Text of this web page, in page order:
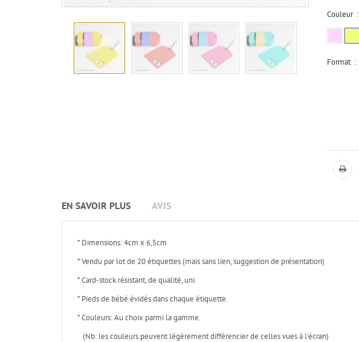
Couleur :
Format :
EN SAVOIR PLUS AVIS
* Dimensions: 4cm x 6,5cm
* Vendu par lot de 20 étiquettes (mais sans lien, suggestion de présentation)
* Card-stock résistant, de qualité, uni.
* Pieds de bébé évidés dans chaque étiquette.
* Couleurs: Au choix parmi la gamme.
(Nb: les couleurs peuvent légèrement différencier de celles vues à l'écran)